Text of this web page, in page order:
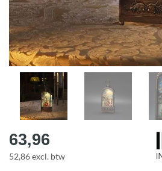
63,96
52,86 excl. btw